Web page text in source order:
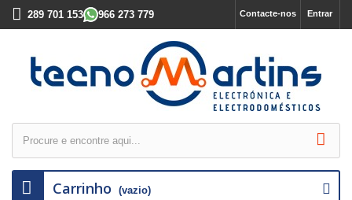
Entrar
Contacte-nos
289 701 153 966 273 779
Carrinho (vazio)